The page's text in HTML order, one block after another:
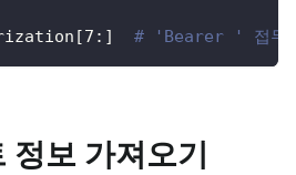
[7 : ] # 'Bearer ' 접두
보 가져오기